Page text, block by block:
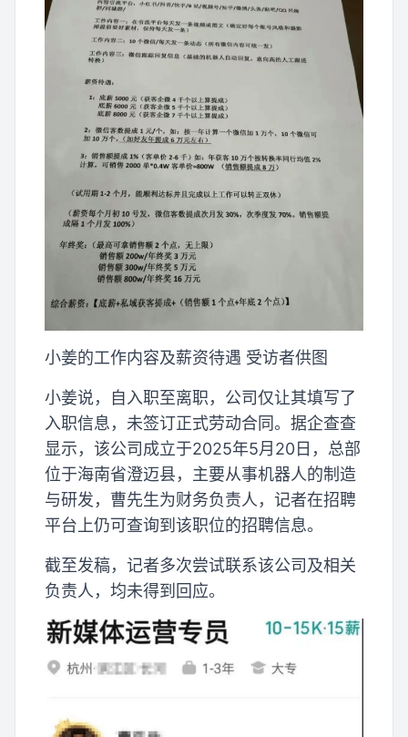
小姜的工作内容及薪资待遇 受访者供图
小姜说，自入职至离职，公司仅让其填写了
入职信息，未签订正式劳动合同。据企查查
显示，该公司成立于2025年5月20日，总部
位于海南省澄迈县，主要从事机器人的制造
与研发，曹先生为财务负责人，记者在招聘
平台上仍可查询到该职位的招聘信息。
截至发稿，记者多次尝试联系该公司及相关
负责人，均未得到回应。